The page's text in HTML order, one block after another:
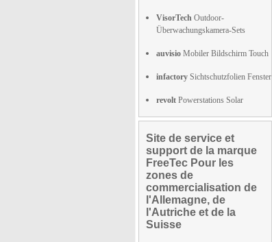
VisorTech Outdoor-
Überwachungskamera-Sets
auvisio Mobiler Bildschirm Touch
infactory Sichtschutzfolien Fenster
revolt Powerstations Solar
Site de service et
support de la marque
FreeTec Pour les
zones de
commercialisation de
l'Allemagne, de
l'Autriche et de la
Suisse